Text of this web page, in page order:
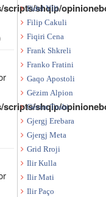
shqip/
shqip/
Fidel Ylli
Filip Cakuli
Fiqiri Cena
Frank Shkreli
Franko Fratini
Gaqo Apostoli
Gëzim Alpion
Gëzim Tushi
Gjergj Erebara
Gjergj Meta
Grid Rroji
Ilir Kulla
Ilir Mati
Ilir Paço